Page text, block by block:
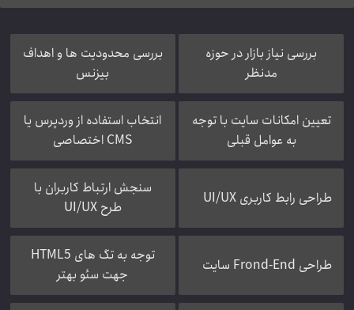
بررسی نیاز بازار در حوزه
مدنظر
بررسی محدودیت ها و اهداف
بیزنس
تعیین امکانات سایت با توجه
به عوامل قبلی
انتخاب استفاده از وردپرس یا
CMS اختصاصی
طراحی رابط کاربری UI/UX
سنجش ارتباط کاربران با
طرح UI/UX
طراحی Frond-End سایت
توجه به تگ های HTML5
جهت سئو بهتر